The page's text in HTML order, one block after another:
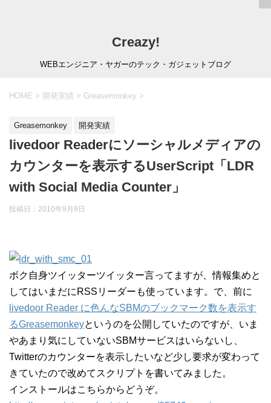
Creazy!
WEBエンジニア・ヤガーのテック・ガジェットブログ
HOME > 開発実績 > Greasemonkey >
Greasemonkey 開発実績
livedoor Readerにソーシャルメディアの
カウンターを表示するUserScript「LDR
with Social Media Counter」
投稿日： 2010年9月9日
ボク自身ツイッターツイッター言ってますが、情報集めと
してはいまだにRSSリーダーも使っています。で、前に
livedoor Reader に色んなSBMのブックマーク数を表示す
るGreasemonkeyというのを公開していたのですが、いま
やあまり気にしていないSBMサービスはいらないし、
Twitterのカウンターを表示したいなど少し要求が変わって
きていたので改めてスクリプトを書いてみました。
インストールはこちらからどうぞ。